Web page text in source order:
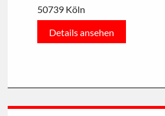
50739 Köln
Details ansehen